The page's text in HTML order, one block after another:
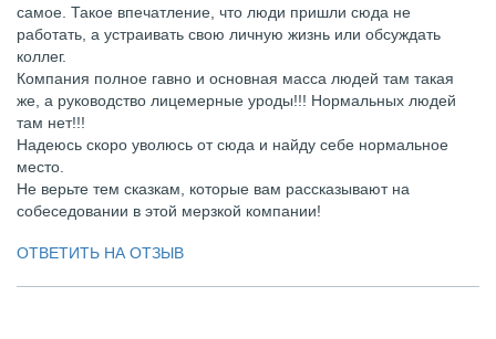
самое. Такое впечатление, что люди пришли сюда не
работать, а устраивать свою личную жизнь или обсуждать
коллег.
Компания полное гавно и основная масса людей там такая
же, а руководство лицемерные уроды!!! Нормальных людей
там нет!!!
Надеюсь скоро уволюсь от сюда и найду себе нормальное
место.
Не верьте тем сказкам, которые вам рассказывают на
собеседовании в этой мерзкой компании!
ОТВЕТИТЬ НА ОТЗЫВ